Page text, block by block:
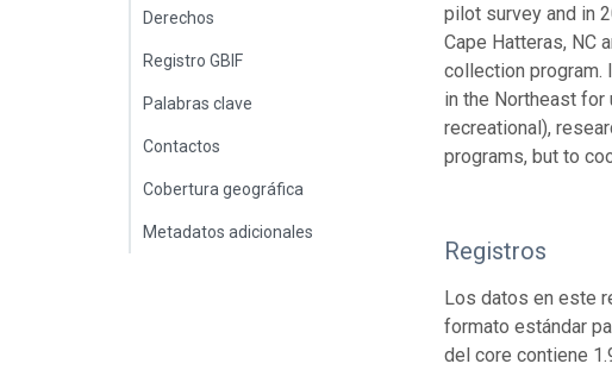
Derechos
Registro GBIF
Palabras clave
Contactos
Cobertura geográfica
Metadatos adicionales
pilot survey and in
Cape Hatteras, NC
collection
in the Northeast
recreational),
programs, but to
Registros
Los datos en este
formato estándar
del core contiene